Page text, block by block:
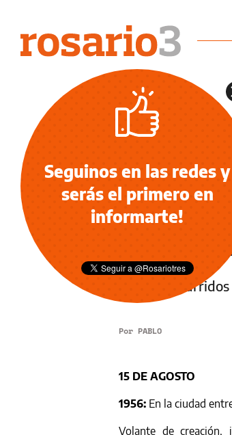
NOTICIAS
Sucesos
Por PABLO
15 DE AGOSTO
1956: En la ciudad
Volante de creación,
Seguinos en las redes y
serás el primero en
informarte!